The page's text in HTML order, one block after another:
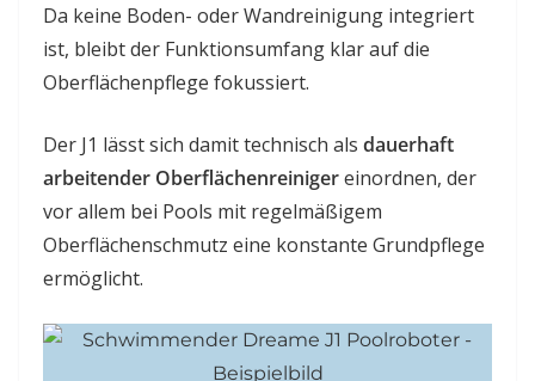
Da keine Boden- oder Wandreinigung integriert
ist, bleibt der Funktionsumfang klar auf die
Oberflächenpflege fokussiert.
Der J1 lässt sich damit technisch als dauerhaft
arbeitender Oberflächenreinigereinordnen, der
vor allem bei Pools mit regelmäßigem
Oberflächenschmutz eine konstante Grundpflege
ermöglicht.